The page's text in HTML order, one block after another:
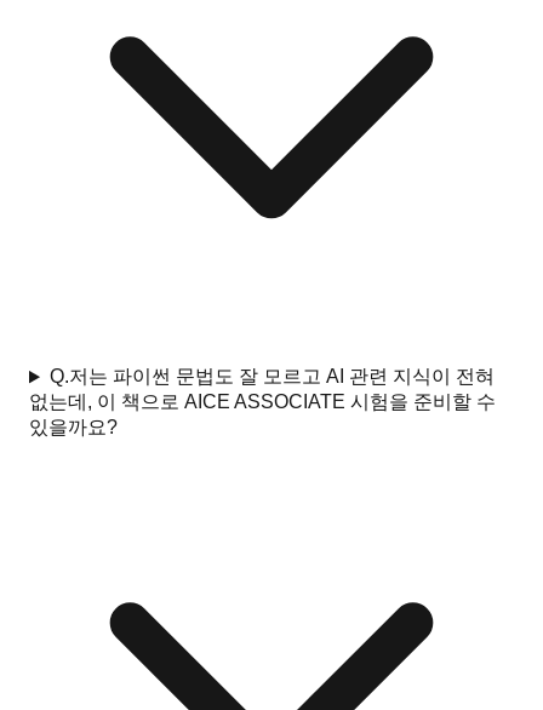
Q.저는 파이썬 문법도 잘 모르고 AI 관련 지식이 전혀
없는데, 이 책으로 AICE ASSOCIATE 시험을 준비할 수
있을까요?